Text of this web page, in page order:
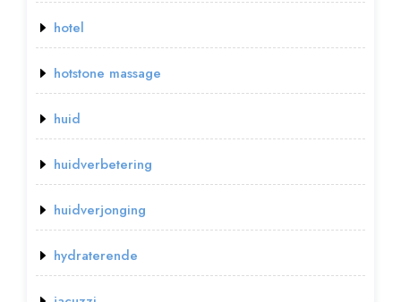
hotel
hotstone massage
huid
huidverbetering
huidverjonging
hydraterende